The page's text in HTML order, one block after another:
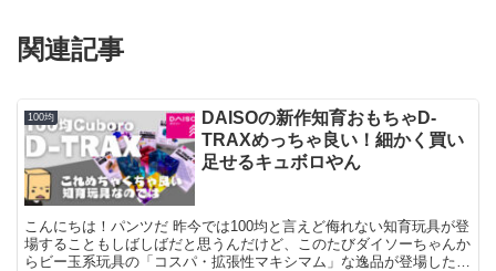
関連記事
100均
DAISOの新作知育おもちゃD-
TRAXめっちゃ良い！細かく買い
足せるキュボロやん
こんにちは！パンツだ 昨今では100均と言えど侮れない知育玩具が登
場することもしばしばだと思うんだけど、このたびダイソーちゃんか
らビー玉系玩具の「コスパ・拡張性マキシマム」な逸品が登場したの